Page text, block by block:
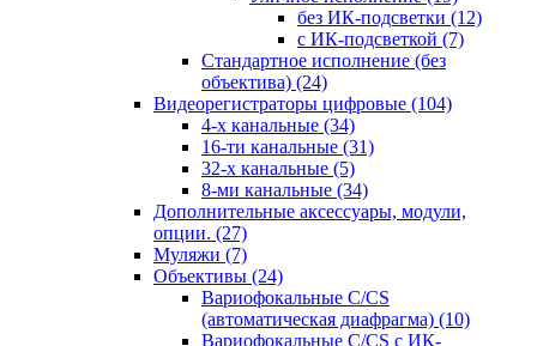
без ИК-подсветки (12)
с ИК-подсветкой (7)
Стандартное исполнение (без
объектива) (24)
Видеорегистраторы цифровые (104)
4-х канальные (34)
16-ти канальные (31)
32-х канальные (5)
8-ми канальные (34)
Дополнительные аксессуары, модули,
опции. (27)
Муляжи (7)
Объективы (24)
Вариофокальные C/CS
(автоматическая диафрагма) (10)
Вариофокальные C/CS с ИК-